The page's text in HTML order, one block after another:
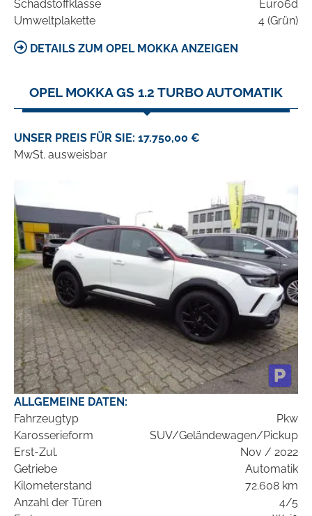
Schadstoffklasse
Euro6d
Umweltplakette
4 (Grün)
DETAILS ZUM OPEL MOKKA ANZEIGEN
OPEL MOKKA GS 1.2 TURBO AUTOMATIK
UNSER PREIS FÜR SIE: 17.750,00 €
MwSt. ausweisbar
ALLGEMEINE DATEN:
Fahrzeugtyp
Pkw
Karosserieform
SUV/Geländewagen/Pickup
Erst-Zul.
Nov / 2022
Getriebe
Automatik
Kilometerstand
72.608 km
Anzahl der Türen
4/5